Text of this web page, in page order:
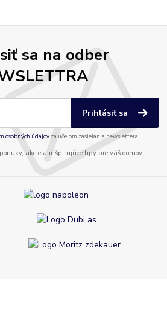
sa na odber
Prihlásiť sa
osobných údajov za účelom zasielania newslettera.
akcie a inšpirujúce tipy pre váš domov.